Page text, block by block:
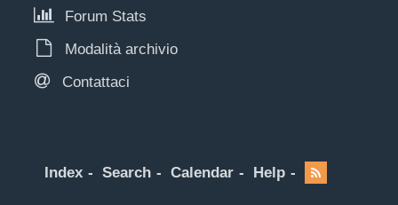
Forum Stats
Modalità archivio
Contattaci
Index Search Calendar Help